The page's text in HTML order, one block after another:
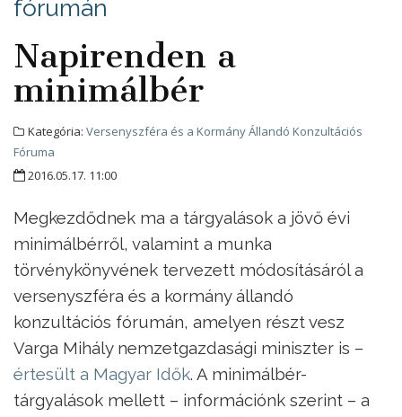
fórumán
Napirenden a
minimálbér
Kategória: Versenyszféra és a Kormány Állandó Konzultációs
Fóruma
2016.05.17. 11:00
Megkezdődnek ma a tárgyalások a jövő évi
minimálbérről, valamint a munka
törvénykönyvének tervezett módosításáról a
versenyszféra és a kormány állandó
konzultációs fórumán, amelyen részt vesz
Varga Mihály nemzetgazdasági miniszter is –
értesült a Magyar Idők. A minimálbér-
tárgyalások mellett – információnk szerint – a